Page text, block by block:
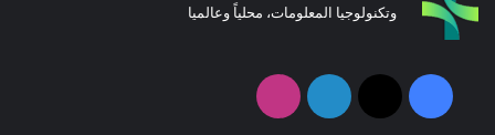
وتكنولوجيا المعلومات، محلياً وعالميا
فيسبوك
‫X لينكدإن انستقرام